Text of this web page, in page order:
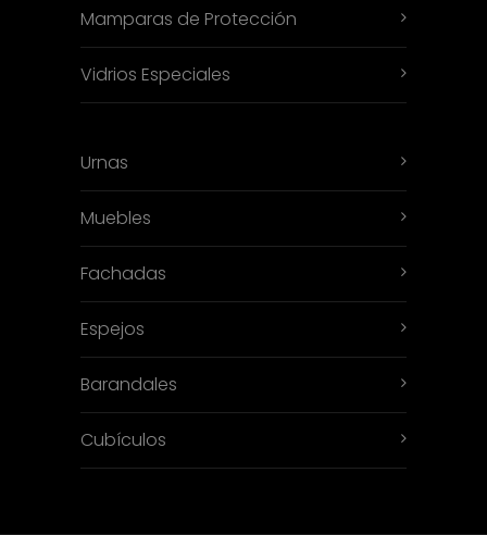
Mamparas de Protección
Vidrios Especiales
Urnas
Muebles
Fachadas
Espejos
Barandales
Cubículos